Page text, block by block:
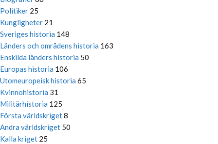
Politiker 25
Kungligheter 21
Sveriges historia 148
Länders och områdens historia 163
Enskilda länders historia 50
Europas historia 106
Utomeuropeisk historia 65
Kvinnohistoria 31
Militärhistoria 125
Första världskriget8
Andra världskriget 50
Kalla kriget 25